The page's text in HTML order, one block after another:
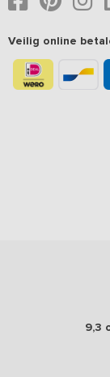
Veilig online
9,3